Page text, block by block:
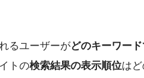
るユーザーがどのキーワー
トの検索結果の表示順位はど